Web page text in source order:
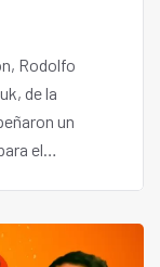
de la
un
el